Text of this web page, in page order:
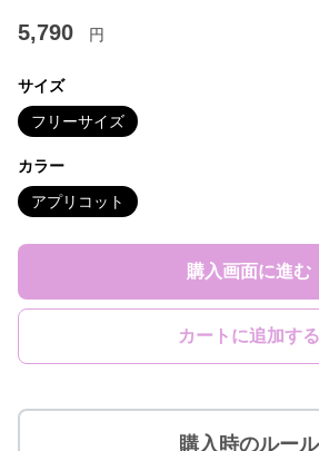
5,790 円
サイズ
フリーサイズ
カラー
アプリコット
購入画面に進む
カートに追加する
購入時のルール